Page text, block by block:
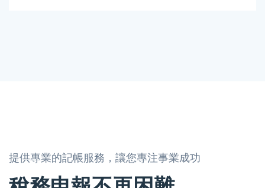
提供專業的記帳服務，讓您專注事業成功